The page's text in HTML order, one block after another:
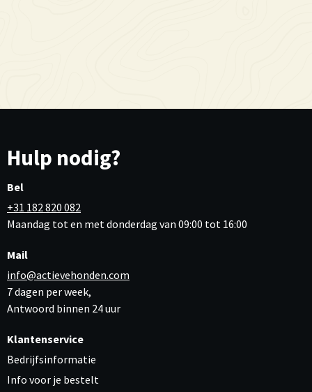
Hulp nodig?
Bel
+31 182 820 082
Maandag tot en met donderdag van 09:00 tot 16:00
Mail
info@actievehonden.com
7 dagen per week,
Antwoord binnen 24 uur
Klantenservice
Bedrijfsinformatie
Info voor je bestelt